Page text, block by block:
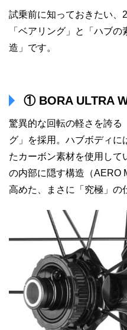
試乗前に知っておきたい、
「ベアリング」と「ハブ
造」です。
① BORA ULTRA
驚異的な回転の軽さを誇る
グ」を採用。ハブボディに
たカーボン素材を使用して
の内部に隠す構造（AERO
高めた、まさに「究極」の